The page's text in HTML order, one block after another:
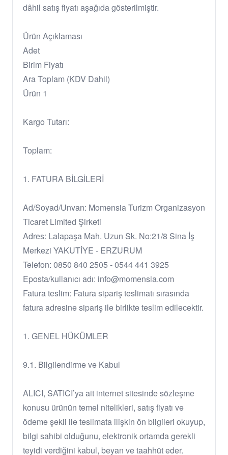
dâhil satış fiyatı aşağıda gösterilmiştir.
Ürün Açıklaması
Adet
Birim Fiyatı
Ara Toplam (KDV Dahil)
Ürün 1
Kargo Tutarı:
Toplam:
1. FATURA BİLGİLERİ
Ad/Soyad/Unvan: Momensia Turizm Organizasyon
Ticaret Limited Şirketi
Adres: Lalapaşa Mah. Uzun Sk. No:21/8 Sina İş
Merkezi YAKUTİYE - ERZURUM
Telefon: 0850 840 2505 - 0544 441 3925
Eposta/kullanıcı adı: info@momensia.com
Fatura teslim: Fatura sipariş teslimatı sırasında
fatura adresine sipariş ile birlikte teslim edilecektir.
1. GENEL HÜKÜMLER
9.1. Bilgilendirme ve Kabul
ALICI, SATICI’ya ait internet sitesinde sözleşme
konusu ürünün temel nitelikleri, satış fiyatı ve
ödeme şekli ile teslimata ilişkin ön bilgileri okuyup,
bilgi sahibi olduğunu, elektronik ortamda gerekli
teyidi verdiğini kabul, beyan ve taahhüt eder.